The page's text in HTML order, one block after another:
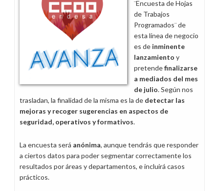
será
en
papel
para
garantizar
su
¨Encuesta de Hojas
de Trabajos
Programados¨ de
esta línea de negocio
es de inminente
lanzamiento y
pretendefinalizarse
a mediados del mes
de julio. Según nos
trasladan, la finalidad de la misma es la de detectar las
mejoras y recoger sugerencias en aspectos de
seguridad, operativos y formativos.
La encuesta será anónima, aunque tendrás que responder
a ciertos datos para poder segmentar correctamente los
resultados por áreas y departamentos, e incluirá casos
prácticos.